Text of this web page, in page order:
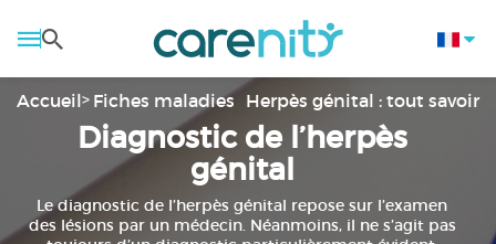
Accueil Fiches maladies Herpès génital : tout savoir
Diagnostic de l’herpès
génital
Le diagnostic de l’herpès génital repose sur l’examen
des lésions par un médecin. Néanmoins, il ne s’agit pas